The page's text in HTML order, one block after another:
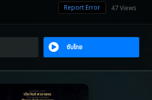
47 Views
Report Error
ซับไทย